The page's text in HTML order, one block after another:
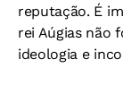
reputação. É
rei Aúgias não
ideologia e